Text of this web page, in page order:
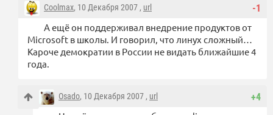
-1
Coolmax, 10 Декабря 2007 , url
А ещё он поддерживал внедрение продуктов от
Microsoft в школы. И говорил, что линух сложный…
Кароче демократии в России не видать ближайшие 4
года.
+4
Osado, 10 Декабря 2007 , url